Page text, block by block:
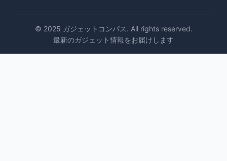
© 2025 ガジェットコンパス. All rights reserved.
最新のガジェット情報をお届けします